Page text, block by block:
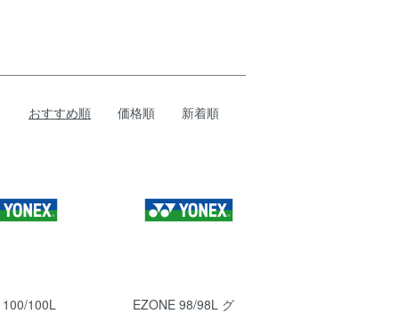
おすすめ順 価格順 新着順
100L
EZONE 98/98L グ